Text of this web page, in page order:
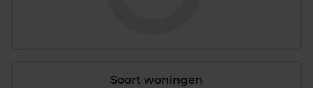
Soort woningen